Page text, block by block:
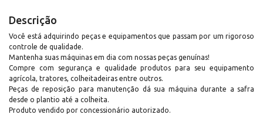
Descrição
Você está adquirindo peças e equipamentos que passam por um rigoroso
controle de qualidade.
Mantenha suas máquinas em dia com nossas peças genuínas!
Compre com segurança e qualidade produtos para seu equipamento
agrícola, tratores, colheitadeiras entre outros.
Peças de reposição para manutenção dá sua máquina durante a safra
desde o plantio até a colheita.
Produto vendido por concessionário autorizado.